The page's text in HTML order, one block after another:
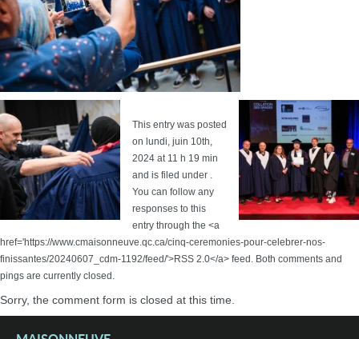
This entry was posted
on lundi, juin 10th,
2024 at 11 h 19 min
and is filed under .
You can follow any
responses to this
entry through the <a
href='https://www.cmaisonneuve.qc.ca/cinq-ceremonies-pour-celebrer-nos-
finissantes/20240607_cdm-1192/feed/'>RSS 2.0</a> feed. Both comments and
pings are currently closed.
Sorry, the comment form is closed at this time.